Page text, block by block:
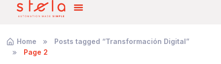
Home
Posts tagged “Transformación Digital”
Page 2